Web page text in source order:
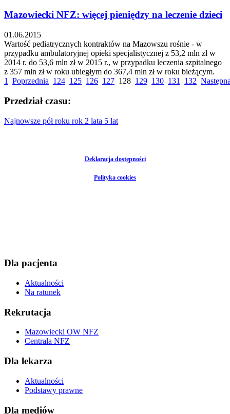
Mazowiecki NFZ: więcej pieniędzy na leczenie dzieci
01.06.2015
Wartość pediatrycznych kontraktów na Mazowszu rośnie - w
przypadku ambulatoryjnej opieki specjalistycznej z 53,2 mln zł w
2014 r. do 53,6 mln zł w 2015 r., w przypadku leczenia szpitalnego
z 357 mln zł w roku ubiegłym do 367,4 mln zł w roku bieżącym.
1
Poprzednia 124 125 126 127 128 129 130 131 132
Przedział czasu:
Najnowsze pół roku rok 2 lata 5 lat
Deklaracja dostępności
Polityka cookies
Dla pacjenta
Aktualności
Na ratunek
Rekrutacja
Mazowiecki OW NFZ
Centrala NFZ
Dla lekarza
Aktualności
Podstawy prawne
Dla mediów